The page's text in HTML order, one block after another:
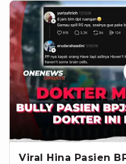
Viral Hina Pasien